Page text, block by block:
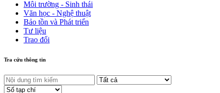
Môi trường - Sinh thái
Văn học - Nghệ thuật
Bảo tồn và Phát triển
Tư liệu
Trao đổi
Tra cứu thông tin